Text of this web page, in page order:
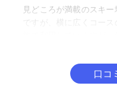
見どころが満載のスキ
ですが、横に広くコー
は、周辺の山脈を一望
口コ